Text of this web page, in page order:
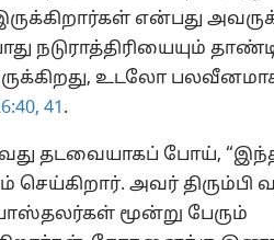
என்பது
நடுராத்திரியையும்
உடலோ பலவீனமாக
41 .
தடவையாகப் போய்,
செய்கிறார். அவர் திரும்பி
மூன்று பேரும்